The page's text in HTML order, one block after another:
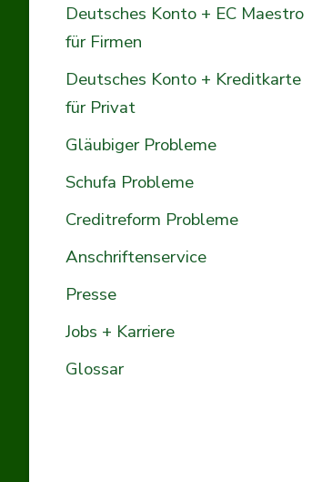
Deutsches Konto + EC Maestro
für Firmen
Deutsches Konto + Kreditkarte
für Privat
Gläubiger Probleme
Schufa Probleme
Creditreform Probleme
Anschriftenservice
Presse
Jobs + Karriere
Glossar